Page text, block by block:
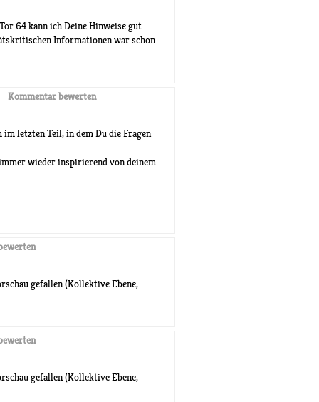
64 kann ich Deine Hinweise gut
Informationen war schon
Kommentar bewerten
letzten Teil, in dem Du die Fragen
wieder inspirierend von deinem
gefallen (Kollektive Ebene,
gefallen (Kollektive Ebene,